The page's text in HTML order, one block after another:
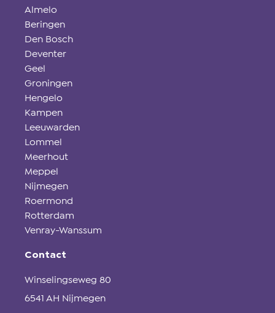
Almelo
Beringen
Den Bosch
Deventer
Geel
Groningen
Hengelo
Kampen
Leeuwarden
Lommel
Meerhout
Meppel
Nijmegen
Roermond
Rotterdam
Venray-Wanssum
Contact
Winselingseweg 80
6541 AH Nijmegen